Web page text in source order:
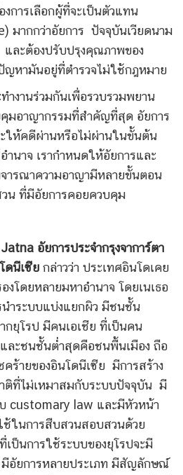
การเลือกผู้ที่จะเป็นตัวแทน
มากกว่าอัยการ ปัจจุบันเวียดนาม
และต้องปรับปรุงคุณภาพของ
ญหามันอยู่ที่ตำรวจไม่ใช้กฎหมาย
ำงานร่วมกันเพื่อรวบรวมพยาน
มอาญากรรมที่สำคัญที่สุด อัยการ
ให้คดีผ่านหรือไม่ผ่านในขั้นต้น
ำนาจ เรากำหนดให้อัยการและ
ารณาความอาญามีหลายขั้นตอน
น ที่มีอัยการคอยควบคุม
อัยการประจำกรุงจาการ์ตา
ดนีเซีย กล่าวว่า ประเทศอินโดเคย
งโดยหลายมหาอำนาจ โดยเนเธอ
ำระบบแบ่งแยกผิว มีชนชั้น
กยุโรป มีคนเอเชีย ที่เป็นคน
ละชนชั้นต่ำสุดคือชนพื้นเมือง ถือ
คร้ายของอินโดนีเซีย มีการสร้าง
ติที่ไม่เหมาสมกับระบบปัจจุบัน มี
customary law และมีหัวหน้า
ช้ในการสืบสวนสอบสวนด้วย
เป็นการใช้ระบบของยุโรปจะมี
มีอัยการหลายประเภท มีสัญลักษณ์